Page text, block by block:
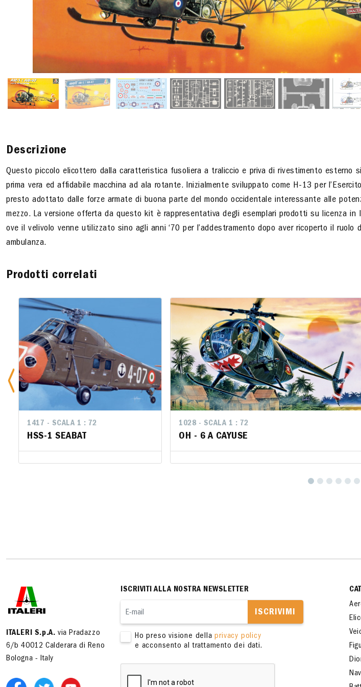
Descrizione
Questo piccolo elicottero dalla caratteristica fusoliera a traliccio e priva di rivestimento esterno
prima vera ed affidabile macchina ad ala rotante. Inizialmente sviluppato come H-13 per
presto adottato dalle forze armate di buona parte del mondo occidentale interessante alle
mezzo. La versione offerta da questo kit è rappresentativa degli esemplari prodotti su licenza in
ove il velivolo venne utilizzato sino agli anni ‘70 per l’addestramento dopo aver ricoperto il ruolo
ambulanza.
Prodotti correlati
1417 - SCALA 1 : 72
HSS-1 SEABAT
1028 - SCALA 1 : 72
OH - 6 A CAYUSE
1028 - SCALA 1 : 72
OH - 6 A CAYUSE
ITALERI S.p.A. via Pradazzo
6/b 40012 Calderara di Reno
Bologna - Italy
ISCRIVITI ALLA NOSTRA NEWSLETTER
ISCRIVIMI
Ho preso visione dellaprivacy policy
e acconsento al trattamento dei dati.